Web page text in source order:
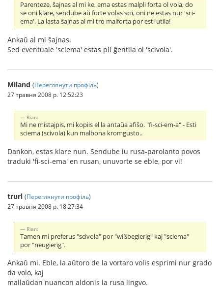
Parenteze, ŝajnas al mi ke, ema estas malpli forta ol vola, do
se oni klare, sendube aŭ forte volas scii, oni ne estas nur 'sci-
ema'. La lasta ŝajnas al mi tro malforta por esti utila!
Ankaŭ al mi ŝajnas.
Sed eventuale 'sciema' estas pli ĝentila ol 'scivola'.
Miland (Переглянути профіль)
27 травня 2008 р. 12:52:23
Rian:
Mi ne mistajpis, mi kopiis el la antaŭa afiŝo. "fi-sci-em-a" - Esti
sciema (scivola) kun malbona kromgusto..
Dankon, estas klare nun. Sendube iu rusa-parolanto povos
traduki 'fi-sci-ema' en rusan, unuvorte se eble, por vi!
trurl (Переглянути профіль)
27 травня 2008 р. 18:27:34
Rian:
Tamen mi preferus "scivola" por "wißbegierig" kaj "sciema"
por "neugierig".
Ankaŭ mi. Eble, la aŭtoro de la vortaro volis esprimi nur grado
da volo, kaj
mallaŭdan nuancon aldonis la rusa lingvo.